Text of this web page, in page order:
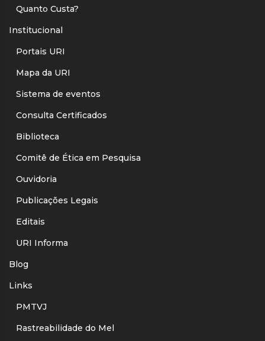
Quanto Custa?
Institucional
Portais URI
Mapa da URI
Sistema de eventos
Consulta Certificados
Biblioteca
Comitê de Ética em Pesquisa
Ouvidoria
Publicações Legais
Editais
URI Informa
Blog
Links
PMTVJ
Rastreabilidade do Mel